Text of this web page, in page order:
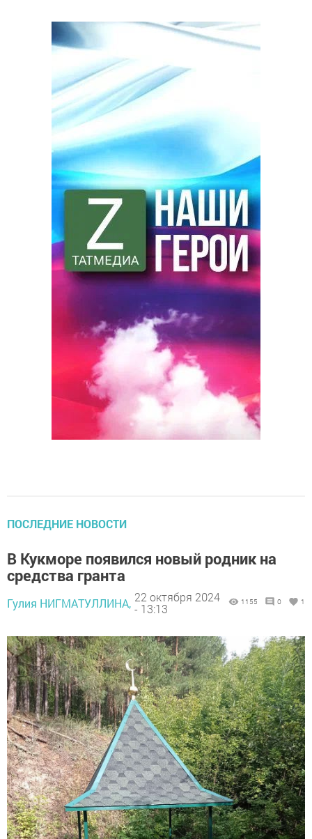
ПОСЛЕДНИЕ НОВОСТИ
В Кукморе появился новый родник на
средства гранта
Гулия НИГМАТУЛЛИНА, 22 октября 2024
- 13:13
1155 0 1